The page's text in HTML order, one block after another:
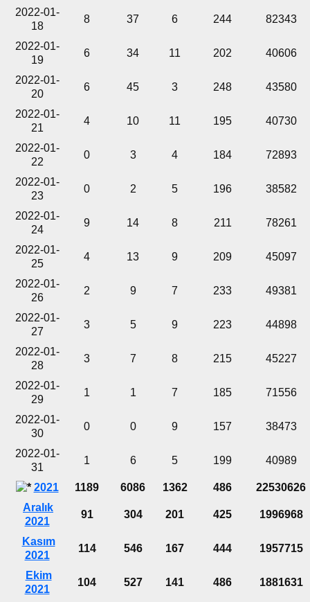
2022-01-
18
8 37 6 244 82343
2022-01-
19
6 34 11 202 40606
2022-01-
20
6 45 3 248 43580
2022-01-
21
4 10 11 195 40730
2022-01-
22
0 3 4 184 72893
2022-01-
23
0 2 5 196 38582
2022-01-
24
9 14 8 211 78261
2022-01-
25
4 13 9 209 45097
2022-01-
26
2 9 7 233 49381
2022-01-
27
3 5 9 223 44898
2022-01-
28
3 7 8 215 45227
2022-01-
29
1 1 7 185 71556
2022-01-
30
0 0 9 157 38473
2022-01-
31
1 6 5 199 40989
2021 1189 6086 1362 486
22530626
Aralık
2021
91 304 201 425 1996968
Kasım
2021
114 546 167 444 1957715
Ekim
2021
104 527 141 486 1881631